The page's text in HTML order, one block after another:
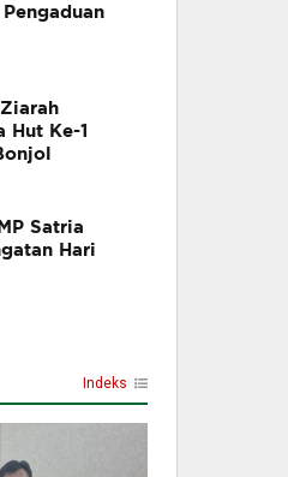
Hut Ke-1
Satria
Hari
Indeks